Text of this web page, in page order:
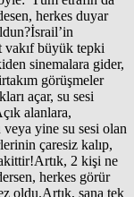
herkes duyar
vakıf büyük tepki
sinemalara gider,
görüşmeler
açar, su sesi
alanlara,
yine su sesi olan
çaresiz kalıp,
2 kişi ne
herkes görür
oldu.Artık, sana tek